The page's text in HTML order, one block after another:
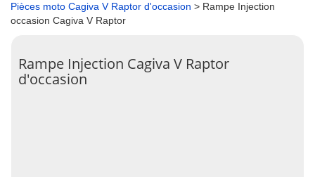
Pièces moto Cagiva V Raptor d'occasion > Rampe Injection
occasion Cagiva V Raptor
Rampe Injection Cagiva V Raptor
d'occasion